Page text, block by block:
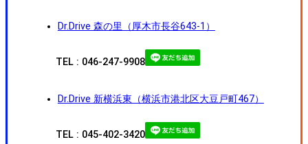
Dr.Drive 森の里（厚木市長谷643-1）
TEL : 046-247-9908
Dr.Drive 新横浜東（横浜市港北区大豆戸町467）
TEL : 045-402-3420